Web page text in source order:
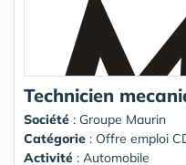
Technicien
Société : Groupe Maurin
Catégorie : Offre emploi
Activité : Automobile